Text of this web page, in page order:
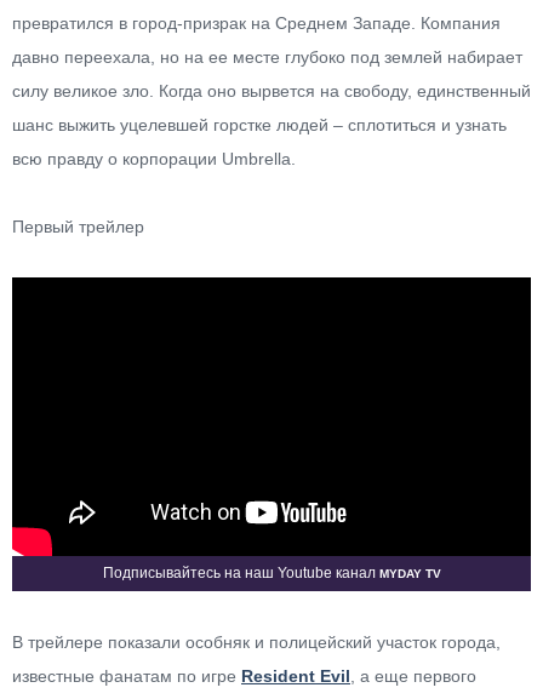
превратился в город-призрак на Среднем Западе. Компания
давно переехала, но на ее месте глубоко под землей набирает
силу великое зло. Когда оно вырвется на свободу, единственный
шанс выжить уцелевшей горстке людей – сплотиться и узнать
всю правду о корпорации Umbrellа.
Первый трейлер
Подписывайтесь на наш Youtube канал Myday TV
В трейлере показали особняк и полицейский участок города,
известные фанатам по игре Resident Evil , а еще первого